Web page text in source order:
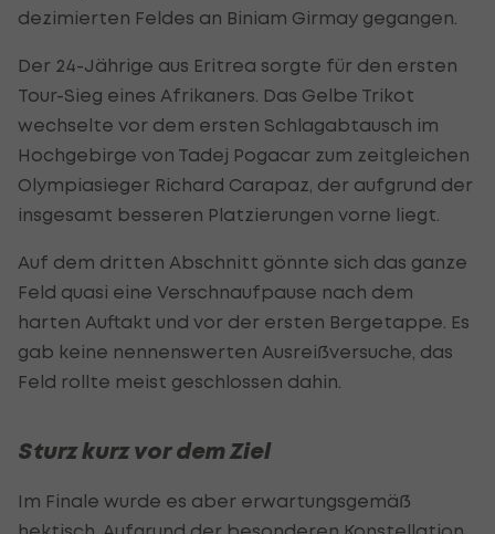
dezimierten Feldes an Biniam Girmay gegangen.
Der 24-Jährige aus Eritrea sorgte für den ersten
Tour-Sieg eines Afrikaners. Das Gelbe Trikot
wechselte vor dem ersten Schlagabtausch im
Hochgebirge von Tadej Pogacar zum zeitgleichen
Olympiasieger Richard Carapaz, der aufgrund der
insgesamt besseren Platzierungen vorne liegt.
Auf dem dritten Abschnitt gönnte sich das ganze
Feld quasi eine Verschnaufpause nach dem
harten Auftakt und vor der ersten Bergetappe. Es
gab keine nennenswerten Ausreißversuche, das
Feld rollte meist geschlossen dahin.
Sturz kurz vor dem Ziel
Im Finale wurde es aber erwartungsgemäß